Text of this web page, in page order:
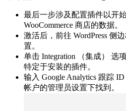
最后一步涉及配置插件以开
WooCommerce 商店的数据。
激活后，前往 WordPress 侧
置。
单击 Integration （集成） 选
特定于安装的插件。
输入 Google Analytics 跟踪
帐户的管理员设置下找到。